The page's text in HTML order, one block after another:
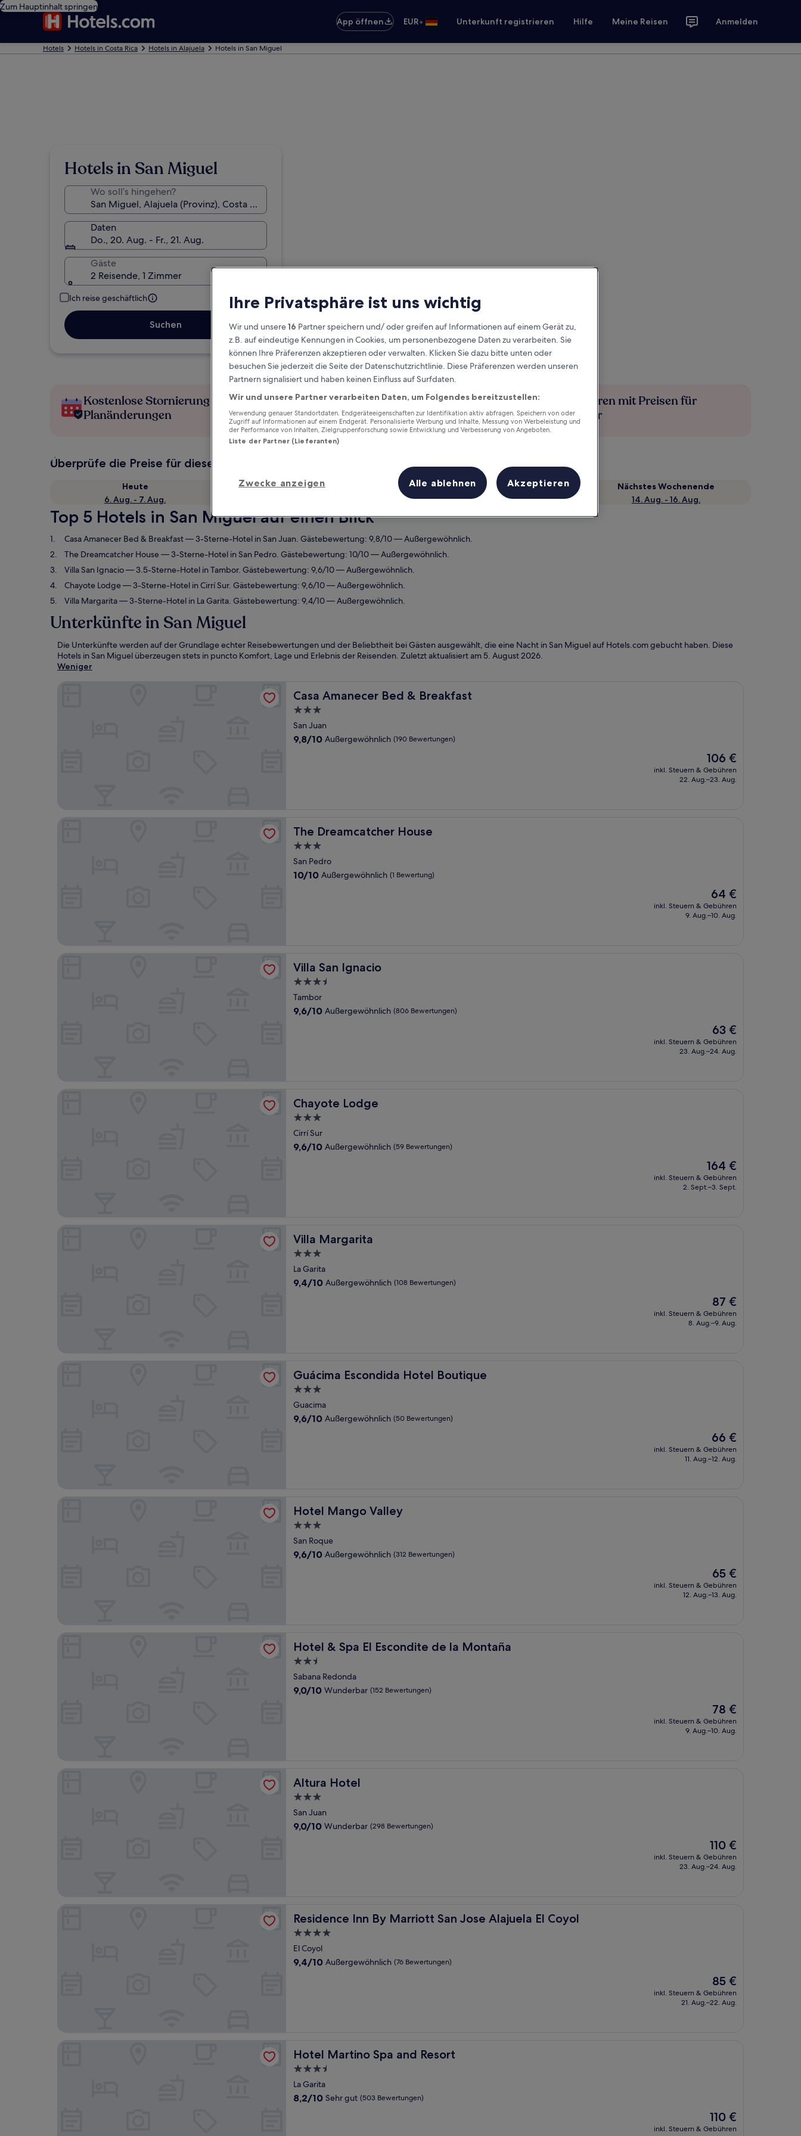
Zum Hauptinhalt springen
App öffnen
EUR• Unterkunft registrieren Hilfe Meine Reisen Anmelden
Hotels Hotels in Costa Rica Hotels in Alajuela Hotels in San Miguel
Hotels in San Miguel
Wo soll’s hingehen?
Daten
Do., 20. Aug. - Fr., 21. Aug.
Gäste
2 Reisende, 1 Zimmer
Ich reise geschäftlich
Suchen
Kostenlose Stornierung bei
Planänderungen
Verdiene Prämien für jede
wahrgenommene Übernachtung
Mehr sparen mit Preisen für
Mitglieder
Überprüfe die Preise für diese Daten
Heute
6. Aug. - 7. Aug.
Morgen
Dieses Wochenende
7. Aug. - 9. Aug.
Nächstes Wochenende
14. Aug. - 16. Aug.
Top 5 Hotels in San Miguel auf einen Blick
Casa Amanecer Bed & Breakfast— 3-Sterne-Hotel in San Juan. Gästebewertung: 9,8/10 — Außergewöhnlich.
The Dreamcatcher House— 3-Sterne-Hotel in San Pedro. Gästebewertung: 10/10 — Außergewöhnlich.
Villa San Ignacio— 3.5-Sterne-Hotel in Tambor. Gästebewertung: 9,6/10 — Außergewöhnlich.
Chayote Lodge— 3-Sterne-Hotel in Cirrí Sur. Gästebewertung: 9,6/10 — Außergewöhnlich.
Villa Margarita— 3-Sterne-Hotel in La Garita. Gästebewertung: 9,4/10 — Außergewöhnlich.
Unterkünfte in San Miguel
Die Unterkünfte werden auf der Grundlage echter Reisebewertungen und der Beliebtheit bei Gästen ausgewählt, die eine Nacht in San Miguel auf Hotels.com gebucht haben. Diese
Hotels in San Miguel überzeugen stets in puncto Komfort, Lage und Erlebnis der Reisenden. Zuletzt aktualisiert am5. August 2026.
Weniger
Casa Amanecer Bed & Breakfast
Casa Amanecer Bed & Breakfast
3.0-
Sterne-
Unterkunft
San Juan
9.8
9,8/10 Außergewöhnlich (190 Bewertungen)
Der
Preis
beträgt
106 €
inkl. Steuern & Gebühren
22. Aug.–23. Aug.
The Dreamcatcher House
The Dreamcatcher House
3.0-
Sterne-
Unterkunft
San Pedro
10.0
10/10 Außergewöhnlich (1 Bewertung)
Der
Preis
beträgt
64 €
inkl. Steuern & Gebühren
9. Aug.–10. Aug.
Villa San Ignacio
Villa San Ignacio
3.5-
Sterne-
Unterkunft
Tambor
9.6
9,6/10 Außergewöhnlich (806 Bewertungen)
Der
Preis
beträgt
63 €
inkl. Steuern & Gebühren
23. Aug.–24. Aug.
Chayote Lodge
Chayote Lodge
3.0-
Sterne-
Unterkunft
Cirrí Sur
9.6
9,6/10 Außergewöhnlich (59 Bewertungen)
Der
Preis
beträgt
164 €
inkl. Steuern & Gebühren
2. Sept.–3. Sept.
Villa Margarita
Villa Margarita
3.0-
Sterne-
Unterkunft
La Garita
9.4
9,4/10 Außergewöhnlich (108 Bewertungen)
Der
Preis
beträgt
87 €
inkl. Steuern & Gebühren
8. Aug.–9. Aug.
Guácima Escondida Hotel Boutique
Guácima Escondida Hotel Boutique
3.0-
Sterne-
Unterkunft
Guacima
9.6
9,6/10 Außergewöhnlich (50 Bewertungen)
Der
Preis
beträgt
66 €
inkl. Steuern & Gebühren
11. Aug.–12. Aug.
Hotel Mango Valley
Hotel Mango Valley
3.0-
Sterne-
Unterkunft
San Roque
9.6
9,6/10 Außergewöhnlich (312 Bewertungen)
Der
Preis
beträgt
65 €
inkl. Steuern & Gebühren
12. Aug.–13. Aug.
Hotel & Spa El Escondite de la Montaña
Hotel & Spa El Escondite de la Montaña
2.5-
Sterne-
Unterkunft
Sabana Redonda
9.0
9,0/10 Wunderbar (152 Bewertungen)
Der
Preis
beträgt
78 €
inkl. Steuern & Gebühren
9. Aug.–10. Aug.
Altura Hotel
Altura Hotel
3.0-
Sterne-
Unterkunft
San Juan
9.0
9,0/10 Wunderbar (298 Bewertungen)
Der
Preis
beträgt
110 €
inkl. Steuern & Gebühren
23. Aug.–24. Aug.
Residence Inn By Marriott San Jose Alajuela El Coyol
Residence Inn By Marriott San Jose Alajuela El Coyol
4.0-
Sterne-
Unterkunft
El Coyol
9.4
9,4/10 Außergewöhnlich (76 Bewertungen)
Der
Preis
beträgt
85 €
inkl. Steuern & Gebühren
21. Aug.–22. Aug.
Residence Inn By Marriott San Jose Alajuela El Coyol
Hotel Martino Spa and Resort
Hotel Martino Spa and Resort
3.5-
Sterne-
Unterkunft
La Garita
8.2
8,2/10 Sehr gut (503 Bewertungen)
Der
Preis
110 €
inkl. Steuern & Gebühren
Ihre Privatsphäre ist uns wichtig
Wir und unsere16 Partner speichern und/ oder greifen auf Informationen auf einem Gerät zu,
z.B. auf eindeutige Kennungen in Cookies, um personenbezogene Daten zu verarbeiten. Sie
können Ihre Präferenzen akzeptieren oder verwalten. Klicken Sie dazu bitte unten oder
besuchen Sie jederzeit die Seite der Datenschutzrichtlinie. Diese Präferenzen werden unseren
Partnern signalisiert und haben keinen Einfluss auf Surfdaten.
Wir und unsere Partner verarbeiten Daten, um Folgendes bereitzustellen:
Verwendung genauer Standortdaten. Endgeräteeigenschaften zur Identifikation aktiv abfragen. Speichern von oder
Zugriff auf Informationen auf einem Endgerät. Personalisierte Werbung und Inhalte, Messung von Werbeleistung und
der Performance von Inhalten, Zielgruppenforschung sowie Entwicklung und Verbesserung von Angeboten.
Liste der Partner (Lieferanten)
Zwecke anzeigen Alle ablehnen Akzeptieren